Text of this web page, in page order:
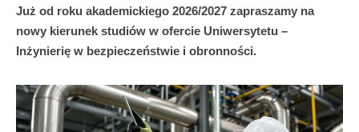
Już od roku akademickiego 2026/2027 zapraszamy na
nowy kierunek studiów w ofercie Uniwersytetu –
Inżynierię w bezpieczeństwie i obronności.